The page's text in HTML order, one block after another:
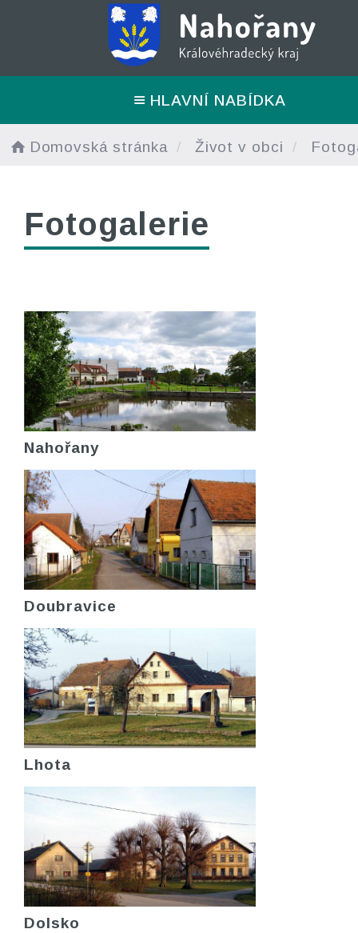
HLAVNÍ NABÍDKA
Domovská stránka Život v obci
Fotogalerie
Nahořany
Doubravice
Lhota
Dolsko